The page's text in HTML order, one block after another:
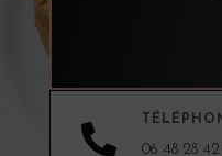
 06 48 28 42